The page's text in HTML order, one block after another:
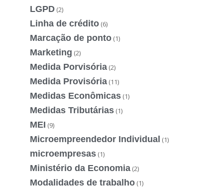
LGPD (2)
Linha de crédito (6)
Marcação de ponto (1)
Marketing (2)
Medida Porvisória (2)
Medida Provisória (11)
Medidas Econômicas (1)
Medidas Tributárias (1)
MEI (9)
Microempreendedor Individual (1)
microempresas (1)
Ministério da Economia (2)
Modalidades de trabalho (1)